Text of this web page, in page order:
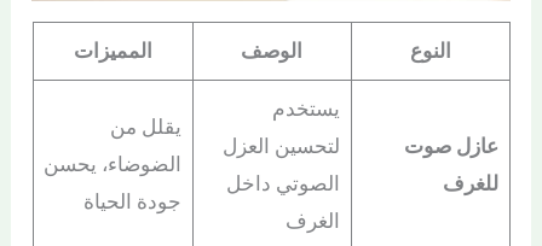
النوع الوصف المميزات
عازل صوت
للغرف
يستخدم
لتحسين العزل
الصوتي داخل
الغرف
يقلل من
الضوضاء، يحسن
جودة الحياة